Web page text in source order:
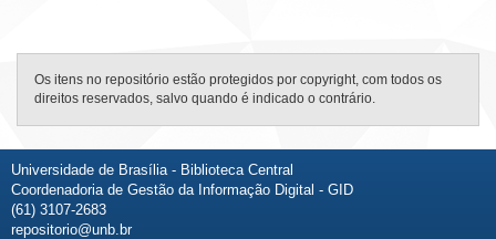
Os itens no repositório estão protegidos por copyright, com todos os
direitos reservados, salvo quando é indicado o contrário.
Universidade de Brasília - Biblioteca Central
Coordenadoria de Gestão da Informação Digital - GID
(61) 3107-2683
repositorio@unb.br